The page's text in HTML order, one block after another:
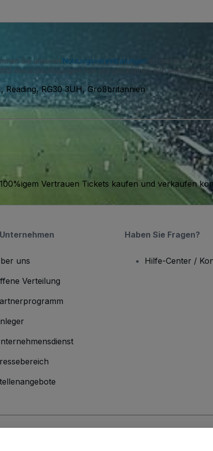
Sie unseren Nutzungsvereinbarungen zu und erkennen
SMS-Benachrichtigungen von uns und können sich jederzeit
Reading, RG30 3UH, Großbritannien
Vertrauen Tickets kaufen und verkaufen
uns
Verteilung
Haben Sie Fragen?
Hilfe-Center /